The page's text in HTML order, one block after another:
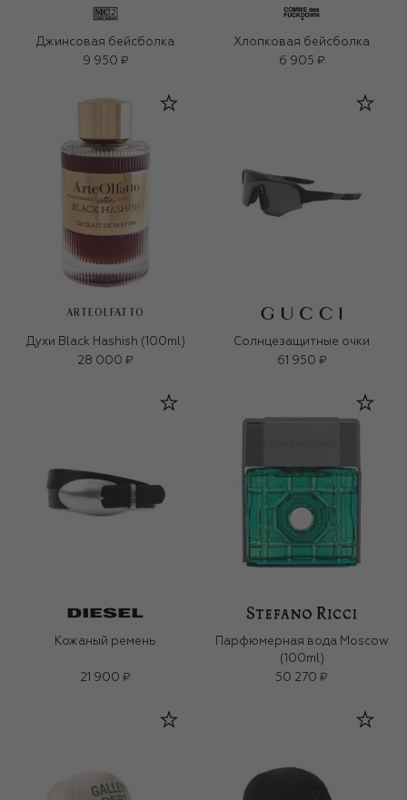
Джинсовая бейсболка
9 950 ₽
Хлопковая бейсболка
6 905 ₽
ARTEOLFATTO
Духи Black Hashish (100ml)
28 000 ₽
Солнцезащитные очки
61 950 ₽
Кожаный ремень
21 900 ₽
Парфюмерная вода Moscow
(100ml)
50 270 ₽